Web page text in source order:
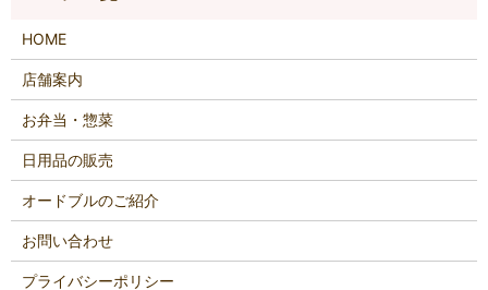
HOME
店舗案内
お弁当・惣菜
日用品の販売
オードブルのご紹介
お問い合わせ
プライバシーポリシー